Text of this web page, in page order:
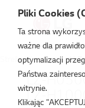
Strefa Klimatyzacji /
LZ-
LZ-
Pliki Cookies
Ta strona
ważne dla
optymalizacji
Państwa
witrynie.
Klikając